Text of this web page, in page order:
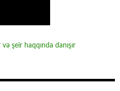
şeir haqqında danışır